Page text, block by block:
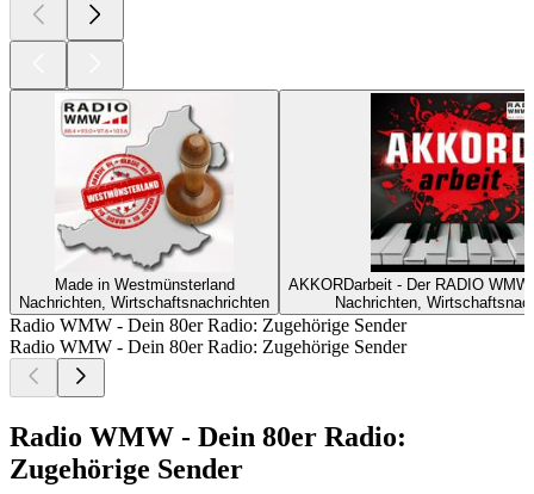
Made in Westmünsterland
Nachrichten, Wirtschaftsnachrichten
AKKORDarbeit - Der RADIO
Nachrichten,
Radio WMW - Dein 80er Radio: Zugehörige Sender
Radio WMW - Dein 80er Radio: Zugehörige Sender
Radio WMW - Dein 80er Radio:
Zugehörige Sender